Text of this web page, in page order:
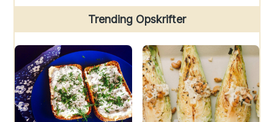
Trending Opskrifter